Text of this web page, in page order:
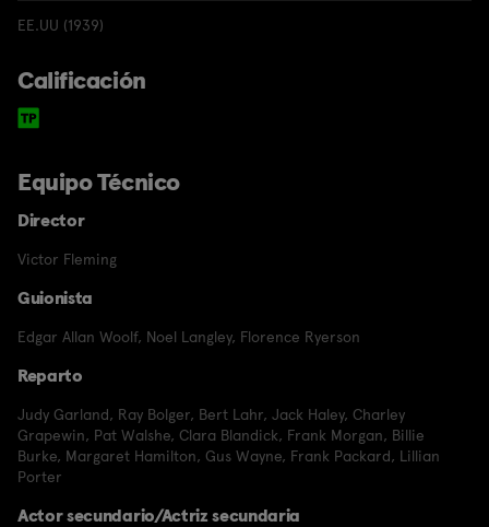
EE.UU (1939)
Calificación
Equipo Técnico
Director
Victor Fleming
Guionista
Edgar Allan Woolf, Noel Langley, Florence Ryerson
Reparto
Judy Garland, Ray Bolger, Bert Lahr, Jack Haley, Charley
Grapewin, Pat Walshe, Clara Blandick, Frank Morgan, Billie
Burke, Margaret Hamilton, Gus Wayne, Frank Packard, Lillian
Porter
Actor secundario/Actriz secundaria